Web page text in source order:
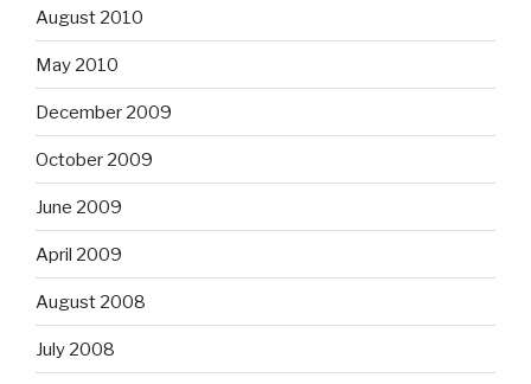
August 2010
May 2010
December 2009
October 2009
June 2009
April 2009
August 2008
July 2008